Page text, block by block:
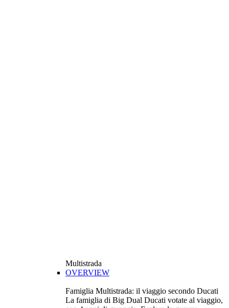
Multistrada
OVERVIEW
Famiglia Multistrada: il viaggio secondo Ducati
La famiglia di Big Dual Ducati votate al viaggio,